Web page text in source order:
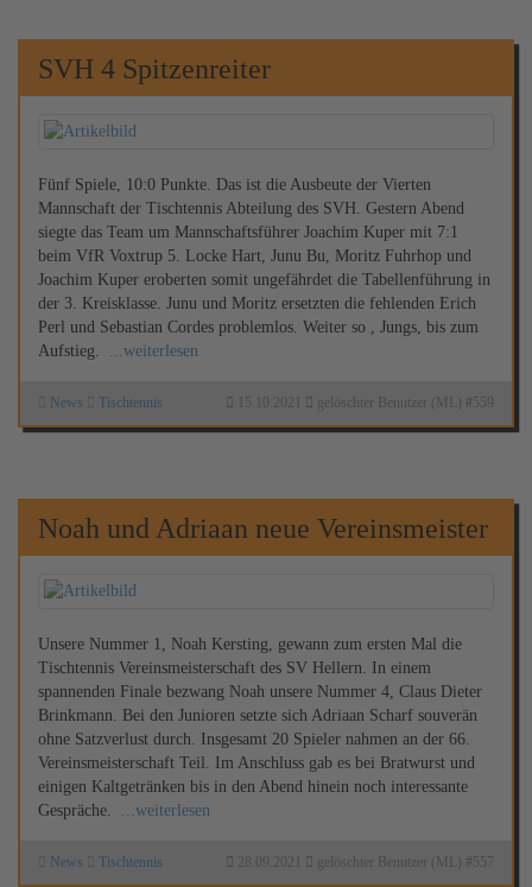
SVH 4 Spitzenreiter
Fünf Spiele, 10:0 Punkte. Das ist die Ausbeute der Vierten
Mannschaft der Tischtennis Abteilung des SVH. Gestern Abend
siegte das Team um Mannschaftsführer Joachim Kuper mit 7:1
beim VfR Voxtrup 5. Locke Hart, Junu Bu, Moritz Fuhrhop und
Joachim Kuper eroberten somit ungefährdet die Tabellenführung in
der 3. Kreisklasse. Junu und Moritz ersetzten die fehlenden Erich
Perl und Sebastian Cordes problemlos. Weiter so , Jungs, bis zum
Aufstieg. ...weiterlesen
News Tischtennis 15.10.2021 gelöschter Benutzer (ML) #559
Noah und Adriaan neue Vereinsmeister
Unsere Nummer 1, Noah Kersting, gewann zum ersten Mal die
Tischtennis Vereinsmeisterschaft des SV Hellern. In einem
spannenden Finale bezwang Noah unsere Nummer 4, Claus Dieter
Brinkmann. Bei den Junioren setzte sich Adriaan Scharf souverän
ohne Satzverlust durch. Insgesamt 20 Spieler nahmen an der 66.
Vereinsmeisterschaft Teil. Im Anschluss gab es bei Bratwurst und
einigen Kaltgetränken bis in den Abend hinein noch interessante
Gespräche. ...weiterlesen
News Tischtennis 28.09.2021 gelöschter Benutzer (ML) #557